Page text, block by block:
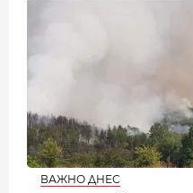
ВАЖНО ДНЕС